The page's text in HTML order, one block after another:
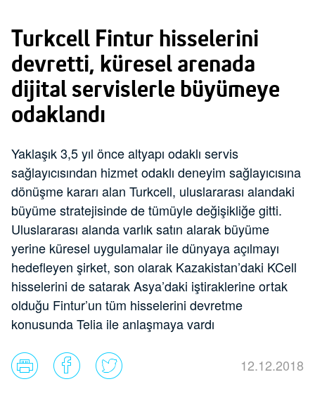
Turkcell Fintur hisselerini
devretti, küresel arenada
dijital servislerle büyümeye
odaklandı
Yaklaşık 3,5 yıl önce altyapı odaklı servis
sağlayıcısından hizmet odaklı deneyim sağlayıcısına
dönüşme kararı alan Turkcell, uluslararası alandaki
büyüme stratejisinde de tümüyle değişikliğe gitti.
Uluslararası alanda varlık satın alarak büyüme
yerine küresel uygulamalar ile dünyaya açılmayı
hedefleyen şirket, son olarak Kazakistan’daki KCell
hisselerini de satarak Asya’daki iştiraklerine ortak
olduğu Fintur’un tüm hisselerini devretme
konusunda Telia ile anlaşmaya vardı
12.12.2018